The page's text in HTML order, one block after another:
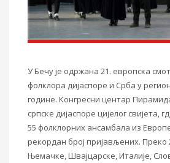
У Бечу је одржана 21. европска
фолклора дијаспоре и Срба у
године. Конгресни центар
српске дијаспоре цијелог свијета,
55 фолклорних ансамбала из
рекордан број пријављених. Преко
Њемачке, Швајцарске, Италије,